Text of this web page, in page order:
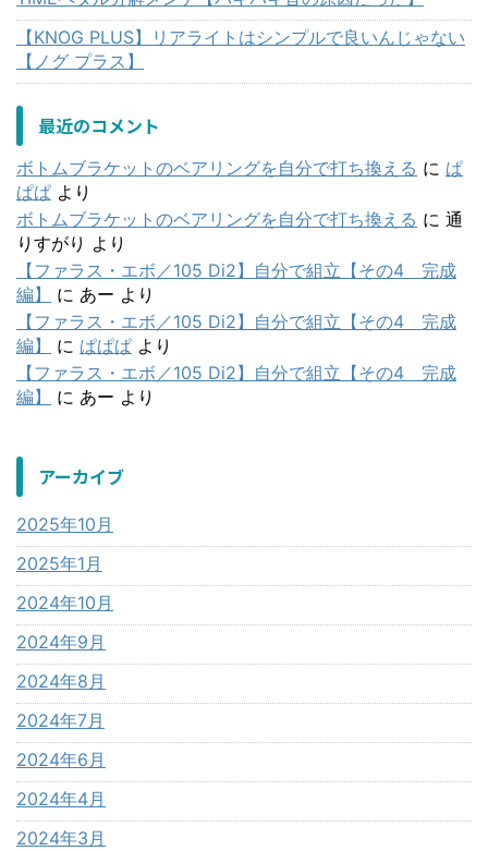
【KNOG PLUS】リアライトはシンプルで良いんじゃない
【ノグ プラス】
最近のコメント
ボトムブラケットのベアリングを自分で打ち換える に ぱ
ぱぱ より
ボトムブラケットのベアリングを自分で打ち換える に 通
りすがり より
【ファラス・エボ／105 Di2】自分で組立【その4 完成
編】
に あー より
【ファラス・エボ／105 Di2】自分で組立【その4 完成
編】
に ぱぱぱ より
【ファラス・エボ／105 Di2】自分で組立【その4 完成
編】
に あー より
アーカイブ
2025年10月
2025年1月
2024年10月
2024年9月
2024年8月
2024年7月
2024年6月
2024年4月
2024年3月